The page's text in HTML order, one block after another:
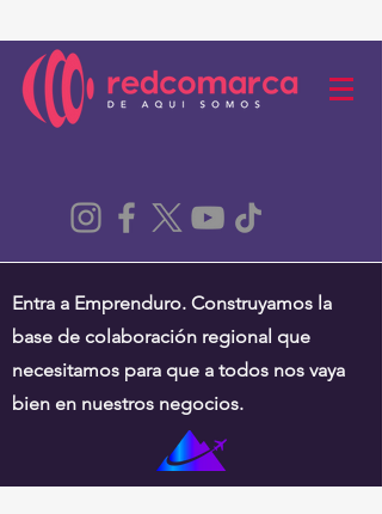
Entra a Emprenduro. Construyamos la
base de colaboración regional que
necesitamos para que a todos nos vaya
bien en nuestros negocios.